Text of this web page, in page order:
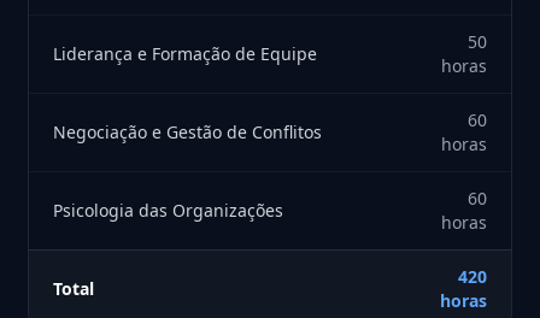
Liderança e Formação de Equipe
50
horas
Negociação e Gestão de Conflitos
60
horas
Psicologia das Organizações
60
horas
Total
420
horas